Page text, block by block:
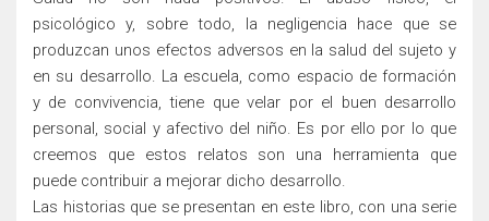
psicológico y, sobre todo, la negligencia hace que se
produzcan unos efectos adversos en la salud del sujeto y
en su desarrollo. La escuela, como espacio de formación
y de convivencia, tiene que velar por el buen desarrollo
personal, social y afectivo del niño. Es por ello por lo que
creemos que estos relatos son una herramienta que
puede contribuir a mejorar dicho desarrollo.
Las historias que se presentan en este libro, con una serie